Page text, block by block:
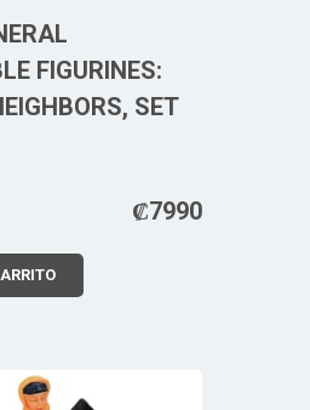
FIGURINES:
SET
₡7990